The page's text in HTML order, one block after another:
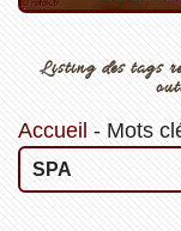
Listing des tags
Accueil - Mots
SPA